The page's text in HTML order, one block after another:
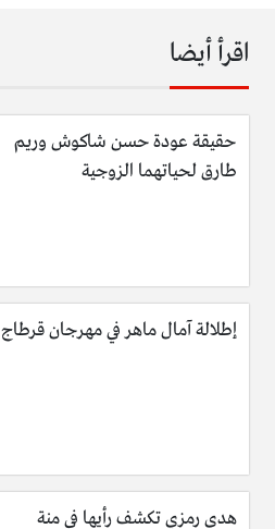
اقرأ أيضا
حقيقة عودة حسن شاكوش وريم
طارق لحياتهما الزوجية
إطلالة آمال ماهر في مهرجان قرطاج
هدى رمزي تكشف رأيها في منة